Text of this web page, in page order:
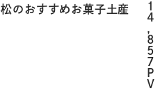
松のおすすめお菓子土産
1
4
,
8
5
7
P
V